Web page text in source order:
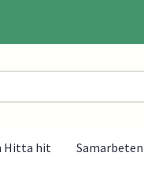
Hitta hit Samarbeten